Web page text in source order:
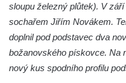
Sloup se sochou svatého
Sloup Panny Marie v
Sloup Panny Marie v
sloupu železný plůtek). V
sochařem Jiřím Novákem.
doplnil pod podstavec dva
božanovského pískovce. Na
nový kus spodního profilu